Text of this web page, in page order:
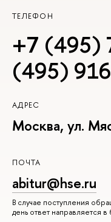
ТЕЛЕФОН
+7 (495)
(495)
АДРЕС
Москва, ул.
ПОЧТА
abitur@hse.ru
В случае поступления
день ответ направляется